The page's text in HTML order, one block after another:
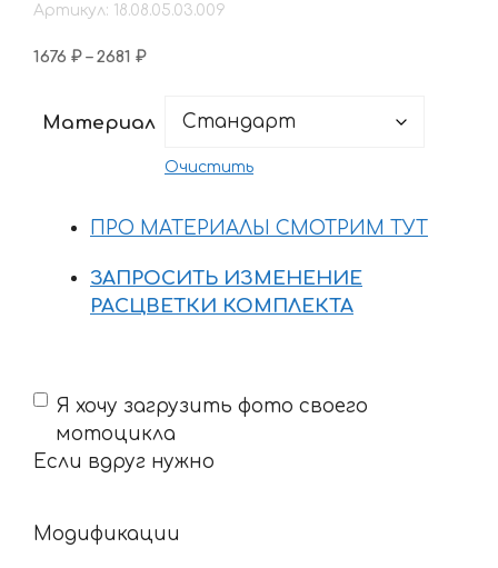
Артикул: 18.08.05.03.009
1676 ₽ – 2681 ₽Диапазон
–
Материал
Очистить
ПРО МАТЕРИАЛЫ СМОТРИМ ТУТ
ЗАПРОСИТЬ ИЗМЕНЕНИЕ
РАСЦВЕТКИ КОМПЛЕКТА
Если
вдруг
нужно
Я хочу загрузить фото своего
мотоцикла
Если вдруг нужно
Модификации